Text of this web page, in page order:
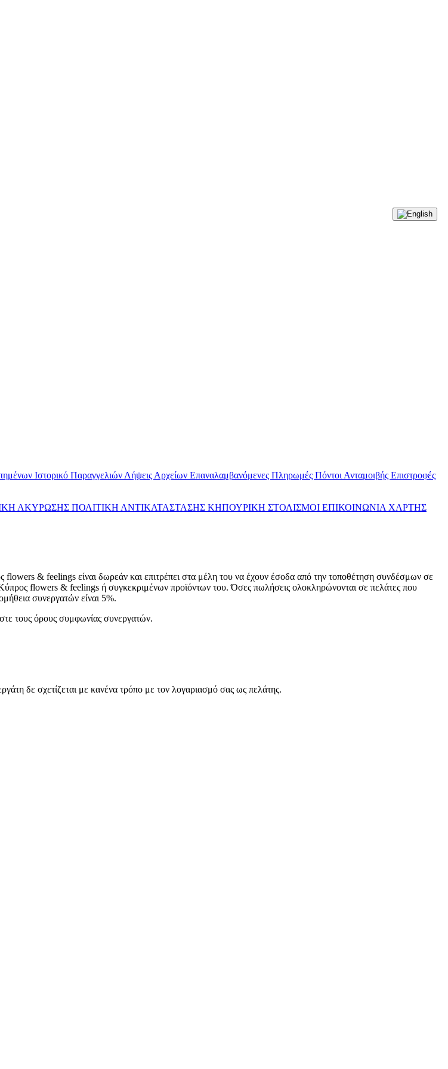
Ιστορικό Παραγγελιών Λήψεις Αρχείων Επαναλαμβανόμενες Πληρωμές Πόντοι Ανταμοιβής Επιστροφές
ΑΚΥΡΩΣΗΣ ΠΟΛΙΤΙΚΗ ΑΝΤΙΚΑΤΑΣΤΑΣΗΣ ΚΗΠΟΥΡΙΚΗ ΣΤΟΛΙΣΜΟΙ ΕΠΙΚΟΙΝΩΝΙΑ ΧΑΡΤΗΣ
& feelings είναι δωρεάν και επιτρέπει στα μέλη του να έχουν έσοδα από την τοποθέτηση συνδέσμων σε
flowers & feelings ή συγκεκριμένων προϊόντων του. Όσες πωλήσεις ολοκληρώνονται σε πελάτες που
συνεργατών είναι 5%.
τους όρους συμφωνίας συνεργατών.
δε σχετίζεται με κανένα τρόπο με τον λογαριασμό σας ως πελάτης.